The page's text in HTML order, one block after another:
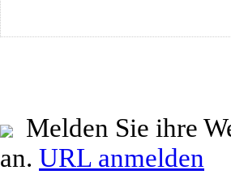
Melden Sie ihre
an. URL anmelden